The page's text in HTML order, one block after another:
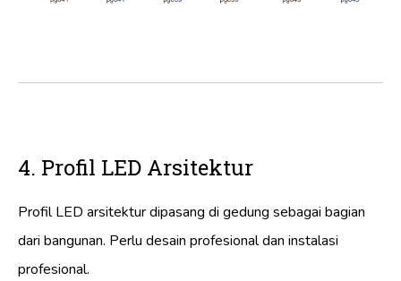
4. Profil LED Arsitektur
Profil LED arsitektur dipasang di gedung sebagai bagian
dari bangunan. Perlu desain profesional dan instalasi
profesional.